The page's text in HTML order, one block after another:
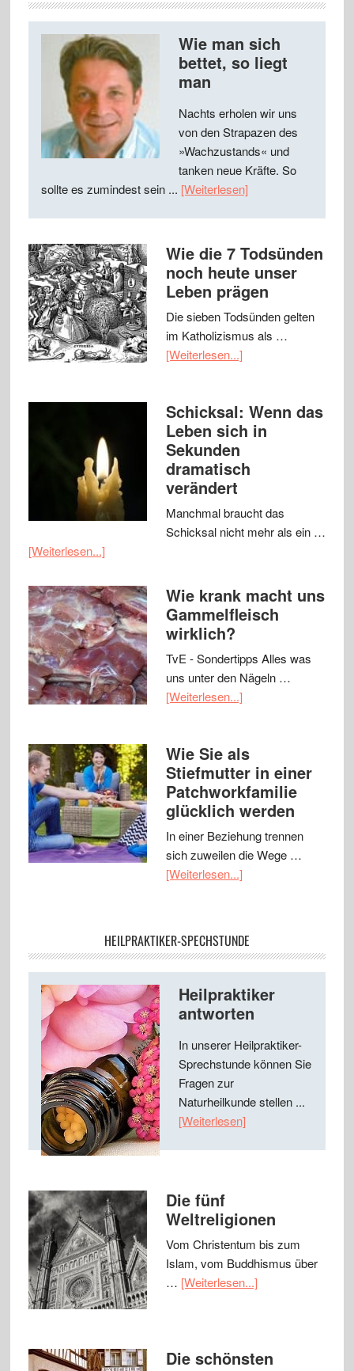
Wie man sich
bettet, so liegt
man
Nachts erholen wir uns
von den Strapazen des
»Wachzustands« und
tanken neue Kräfte. So
sollte es zumindest sein ... [Weiterlesen]
Wie die 7 Todsünden
noch heute unser
Leben prägen
Die sieben Todsünden gelten
im Katholizismus als …
[Weiterlesen...]
Schicksal: Wenn das
Leben sich in
Sekunden
dramatisch
verändert
Manchmal braucht das
Schicksal nicht mehr als ein …
[Weiterlesen...]
Wie krank macht uns
Gammelfleisch
wirklich?
TvE - Sondertipps Alles was
uns unter den Nägeln …
[Weiterlesen...]
Wie Sie als
Stiefmutter in einer
Patchworkfamilie
glücklich werden
In einer Beziehung trennen
sich zuweilen die Wege …
[Weiterlesen...]
HEILPRAKTIKER-SPECHSTUNDE
Heilpraktiker
antworten
In unserer Heilpraktiker-
Sprechstunde können Sie
Fragen zur
Naturheilkunde stellen ...
[Weiterlesen]
Die fünf
Weltreligionen
Vom Christentum bis zum
Islam, vom Buddhismus über
… [Weiterlesen...]
Die schönsten